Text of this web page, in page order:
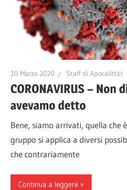
10 Marzo 2020 Staff di Apocalittici
CORONAVIRUS – Non
avevamo detto
Bene, siamo arrivati, quella che
gruppo si applica a diversi
che contrariamente
Continua a leggere